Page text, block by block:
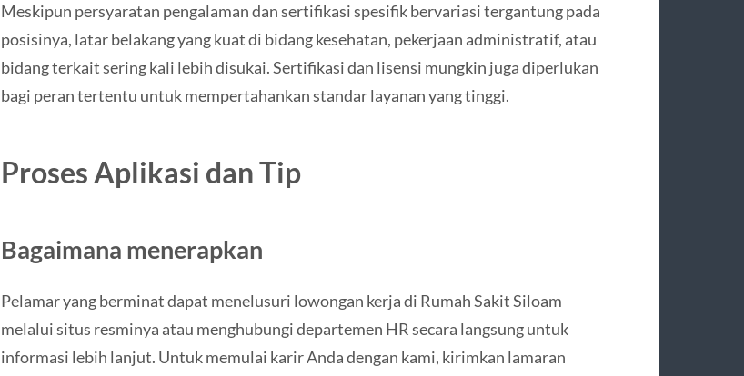
Meskipun persyaratan pengalaman dan sertifikasi spesifik bervariasi tergantung pada
posisinya, latar belakang yang kuat di bidang kesehatan, pekerjaan administratif, atau
bidang terkait sering kali lebih disukai. Sertifikasi dan lisensi mungkin juga diperlukan
bagi peran tertentu untuk mempertahankan standar layanan yang tinggi.
Proses Aplikasi dan Tip
Bagaimana menerapkan
Pelamar yang berminat dapat menelusuri lowongan kerja di Rumah Sakit Siloam
melalui situs resminya atau menghubungi departemen HR secara langsung untuk
informasi lebih lanjut. Untuk memulai karir Anda dengan kami, kirimkan lamaran